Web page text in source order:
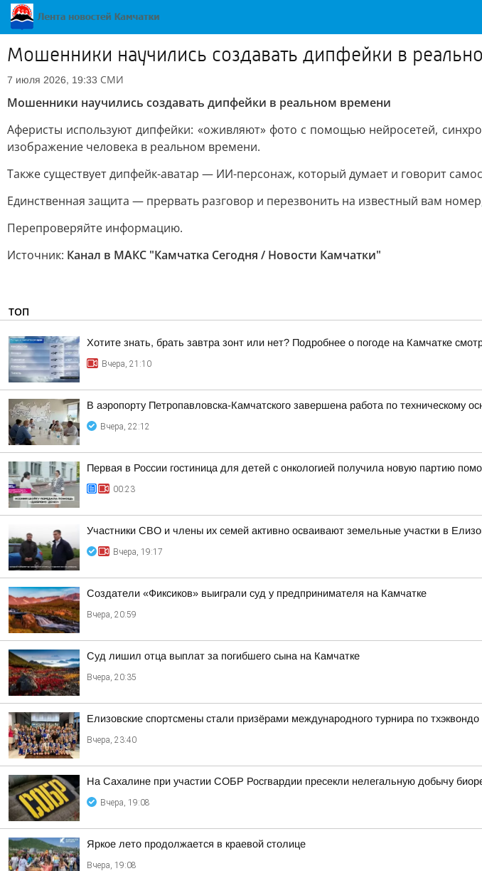
Мошенники научились создавать дипфейки в
7 июля 2026, 19:33 СМИ
Мошенники научились создавать дипфейки в реальном времени
Аферисты используют дипфейки: «оживляют» фото с помощью нейросетей,
изображение человека в реальном времени.
Также существует дипфейк-аватар — ИИ-персонаж, который думает и говорит
Единственная защита — прервать разговор и перезвонить на известный вам
Перепроверяйте информацию.
Источник: Канал в МАКС "Камчатка Сегодня / Новости Камчатки"
ТОП
Хотите знать, брать завтра зонт или нет? Подробнее о погоде на Камчатке
Вчера, 21:10
В аэропорту Петропавловска-Камчатского завершена работа по техническому
Вчера, 22:12
Первая в России гостиница для детей с онкологией получила новую партию
00:23
Участники СВО и члены их семей активно осваивают земельные участки в
Вчера, 19:17
Создатели «Фиксиков» выиграли суд у предпринимателя на Камчатке
Вчера, 20:59
Суд лишил отца выплат за погибшего сына на Камчатке
Вчера, 20:35
Елизовские спортсмены стали призёрами международного турнира по тхэквондо
Вчера, 23:40
На Сахалине при участии СОБР Росгвардии пресекли нелегальную добычу
Вчера, 19:08
Яркое лето продолжается в краевой столице
Вчера, 19:08